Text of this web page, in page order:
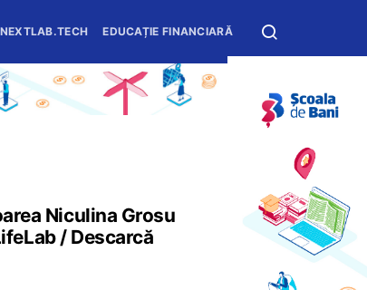
NEXTLAB.TECH EDUCAȚIE FINANCIARĂ
Niculina Grosu
/ Descarcă